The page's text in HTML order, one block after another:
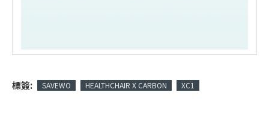
標簽: SAVEWO HEALTHCHAIR X CARBON XC1